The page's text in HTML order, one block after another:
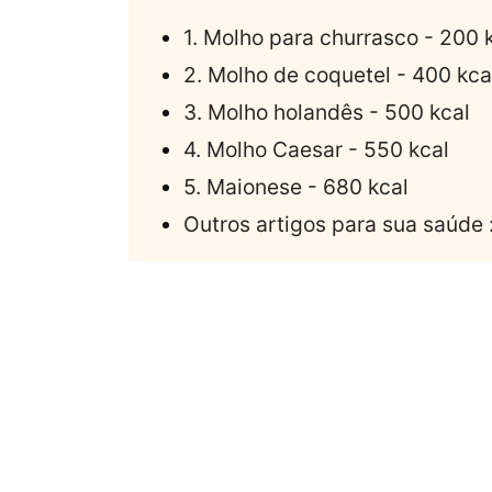
1. Molho para churrasco - 200
2. Molho de coquetel - 400
3. Molho holandês - 500 kcal
4. Molho Caesar - 550 kcal
5. Maionese - 680 kcal
Outros artigos para sua saúde :